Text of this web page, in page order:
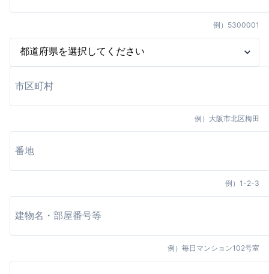
例） 5300001
例） 大阪市北区梅田
例） 1-2-3
例） 毎日マンション102号室